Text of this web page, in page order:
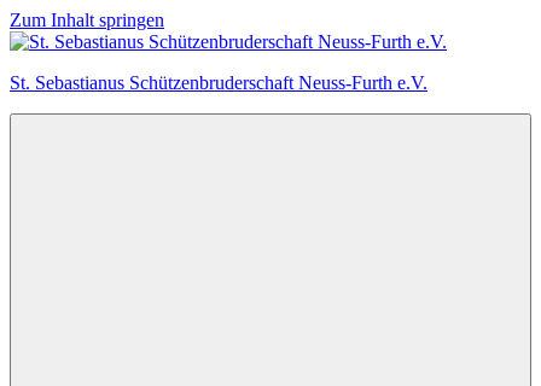
Zum Inhalt springen
St. Sebastianus Schützenbruderschaft Neuss-Furth e.V.